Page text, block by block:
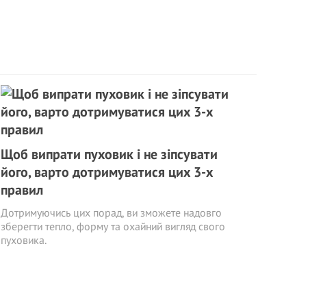
Щоб випрати пуховик і не зіпсувати
його, варто дотримуватися цих 3-х
правил
Дотримуючись цих порад, ви зможете надовго
зберегти тепло, форму та охайний вигляд свого
пуховика.